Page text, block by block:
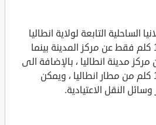
الساحلية التابعة لولاية انطاليا
الجميلة ، ويبعد مسافة 1 كلم فقط عن مركز المدينة بينما
130 كلم عن مركز مدينة انطاليا ، بالإضافة الى
انه يقع على مسافة 140 كلم من مطار انطاليا ، ويمكن
النقل الاعتيادية.